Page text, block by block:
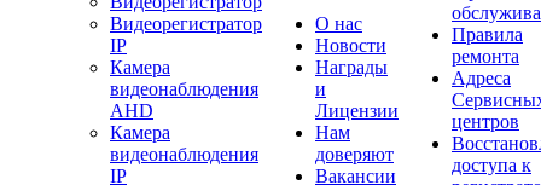
Видеорегистратор
IP
Камера
видеонаблюдения
AHD
Камера
видеонаблюдения
IP
О нас
Новости
Награды
и
Лицензии
Нам
доверяют
Вакансии
Правила
ремонта
Адреса
центров
доступа к